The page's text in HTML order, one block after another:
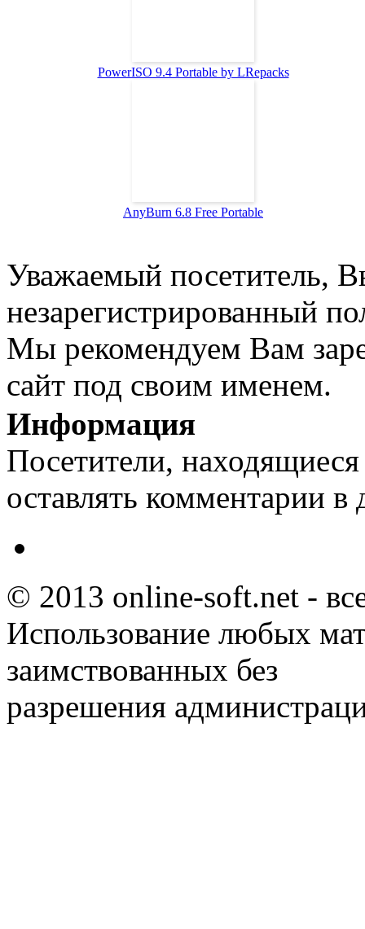
PowerISO 9.4 Portable by LRepacks
AnyBurn 6.8 Free Portable
Уважаемый посетитель,
незарегистрированный
Мы рекомендуем Вам
сайт под своим именем.
Информация
Посетители,
оставлять комментарии в
© 2013 online-soft.net -
Использование любых
заимствованных без
разрешения